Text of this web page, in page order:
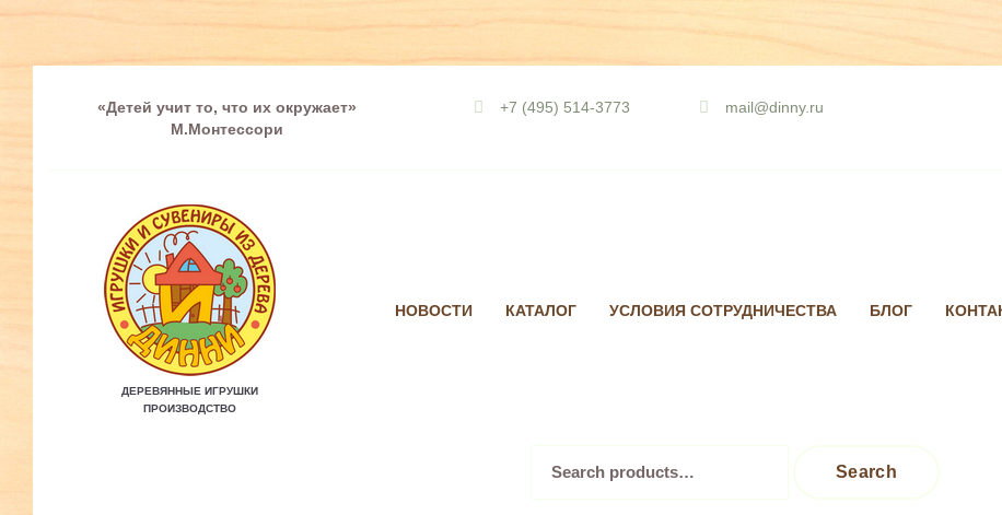
to
«Детей учит то, что их окружает»
М.Монтессори
+7 (495) 514-3773 mail@dinny.ru
ДЕРЕВЯННЫЕ ИГРУШКИ
ПРОИЗВОДСТВО
НОВОСТИ КАТАЛОГ УСЛОВИЯ СОТРУДНИЧЕСТВА БЛОГ
for:
Search